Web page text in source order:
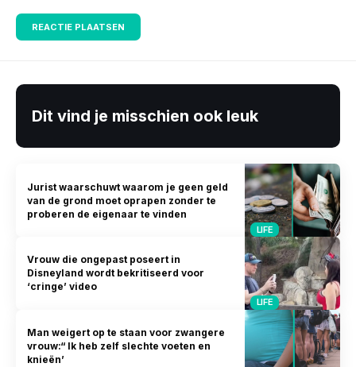
Dit vind je misschien ook leuk
LIFE
Jurist waarschuwt waarom je geen geld
van de grond moet oprapen zonder te
proberen de eigenaar te vinden
LIFE
Vrouw die ongepast poseert in
Disneyland wordt bekritiseerd voor
‘cringe’ video
Man weigert op te staan voor zwangere
vrouw:“ Ik heb zelf slechte voeten en
knieën’